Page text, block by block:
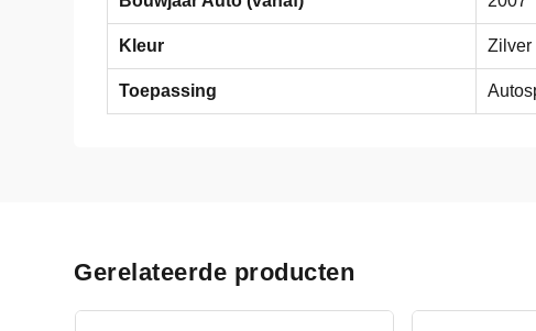
Kleur Zilver
Toepassing
Gerelateerde producten